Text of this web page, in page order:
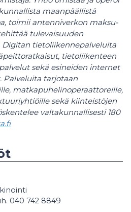
maanpäällistä
toimii antenniverkon maksu-
tulevaisuuden
Digitan tietoliikennepalveluita
tietoliikenteen
sekä esineiden internet
Palveluita tarjotaan
matkapuhelinoperaattoreille,
sekä kiinteistöjen
valtakunnallisesti 180
040 742 8849